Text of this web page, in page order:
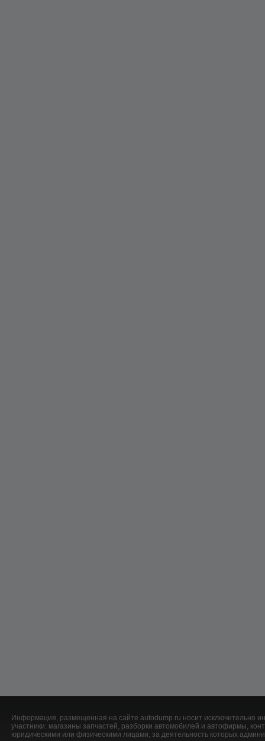
Информация, размещенная на сайте autodump.ru носит исключительно
участники: магазины запчастей, разборки автомобилей и автофирмы,
юридическими или физическими лицами, за деятельность которых